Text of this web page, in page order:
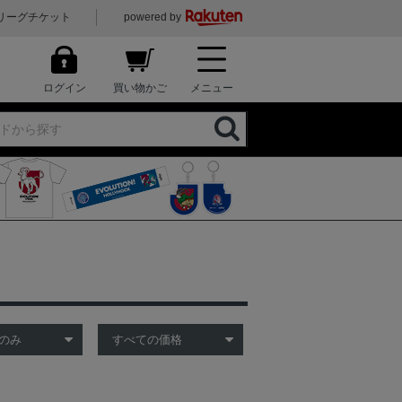
ーグチケット powered by
ログイン 買い物かご メニュー